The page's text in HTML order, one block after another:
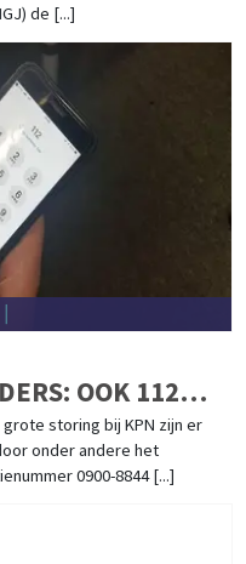
de [...]
OOK 112
grote storing bij KPN zijn er
onder andere het
0900-8844 [...]